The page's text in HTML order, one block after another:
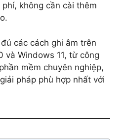
không cần cài thêm
các cách ghi âm trên
và Windows 11, từ công
mềm chuyên nghiệp,
pháp phù hợp nhất với